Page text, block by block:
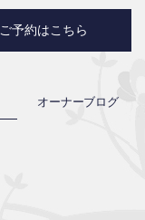
ご予約はこちら
オーナーブログ